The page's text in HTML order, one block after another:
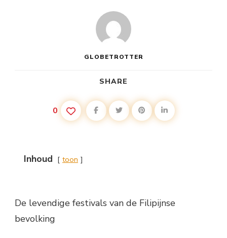
GLOBETROTTER
SHARE
0
Inhoud toon
De levendige festivals van de Filipijnse
bevolking